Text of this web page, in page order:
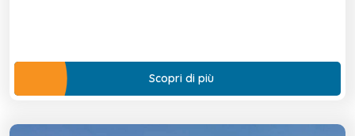
Scopri di più